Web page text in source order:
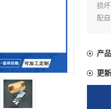
损
配
产
更